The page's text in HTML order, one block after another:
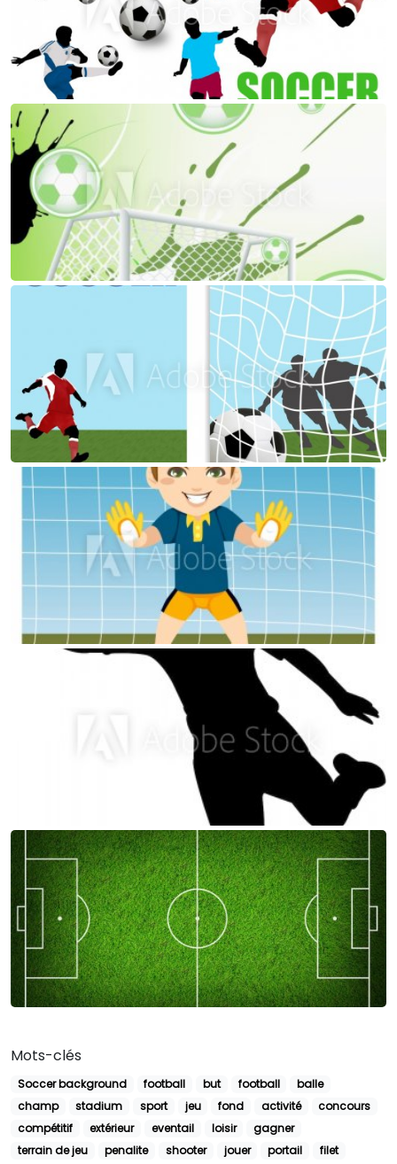
Mots-clés
Soccer background football but football
balle
champ
stadium sport jeu fond activité
concours
compétitif
extérieur eventail loisir
gagner
terrain de jeu
penalite shooter jouer portail filet